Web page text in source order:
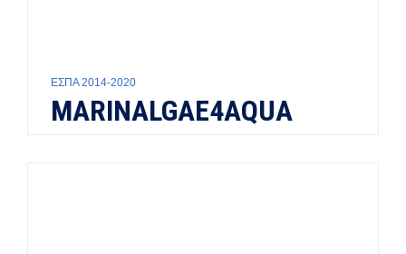
ΕΣΠΑ 2014-2020
MARINALGAE4AQUA